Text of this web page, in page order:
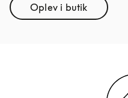
Oplev i butikLink Opens in